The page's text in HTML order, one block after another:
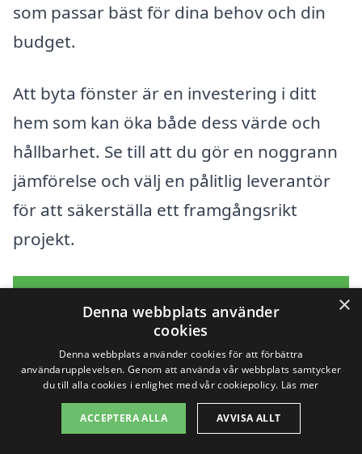
som passar bäst för dina behov och din
budget.
Att byta fönster är en investering i ditt
hem som kan öka både dess värde och
hållbarhet. Se till att du gör en noggrann
jämförelse och välj en pålitlig leverantör
för att säkerställa ett framgångsrikt
projekt.
Sök efter en
×
Denna webbplats använder
cookies
Denna webbplats använder cookies för att förbättra
användarupplevelsen. Genom att använda vår webbplats samtycker
du till alla cookies i enlighet med vår cookiepolicy. Läs mer
ACCEPTERA ALLA AVVISA ALLT